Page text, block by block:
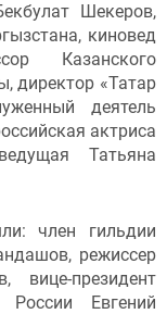
Шекеров,
киновед
Казанского
директор «Татар
деятель
актриса
Татьяна
член гильдии
режиссер
президент
Евгений